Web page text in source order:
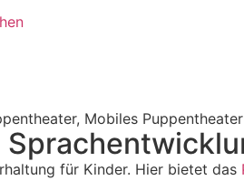
für Kinder. Hier bietet das